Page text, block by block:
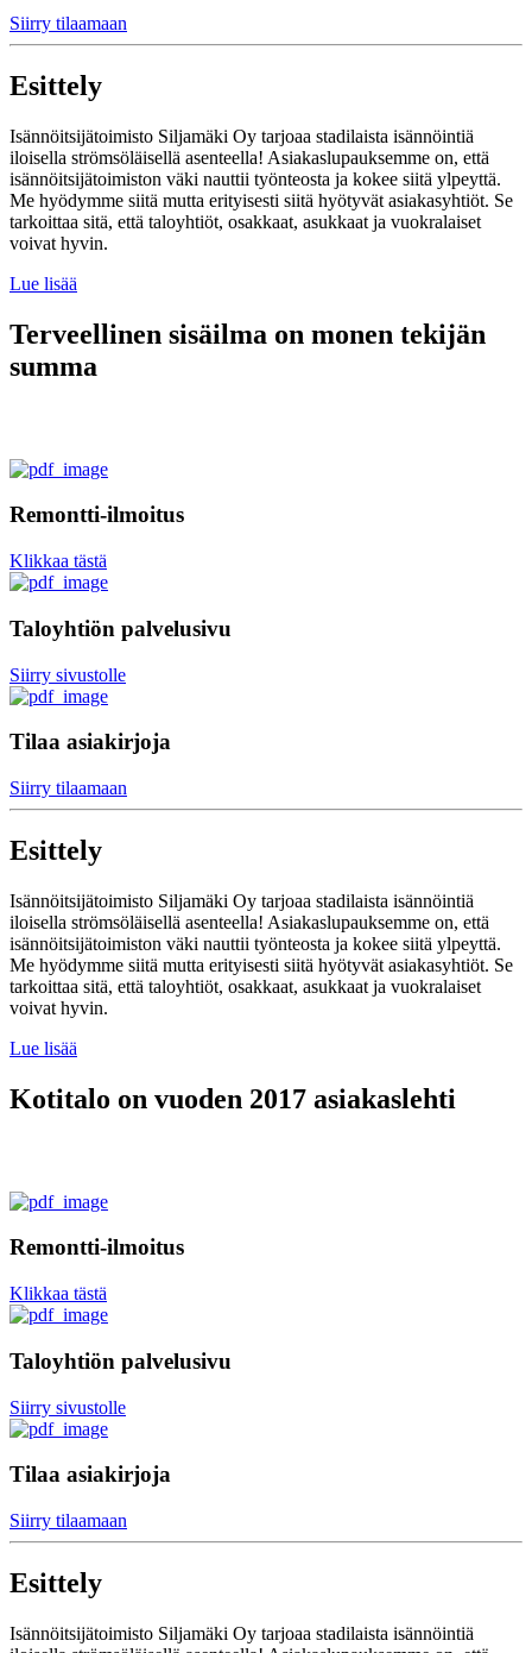
Siirry tilaamaan
Esittely
Isännöitsijätoimisto Siljamäki Oy tarjoaa stadilaista isännöintiä
iloisella strömsöläisellä asenteella! Asiakaslupauksemme on, että
isännöitsijätoimiston väki nauttii työnteosta ja kokee siitä ylpeyttä.
Me hyödymme siitä mutta erityisesti siitä hyötyvät asiakasyhtiöt. Se
tarkoittaa sitä, että taloyhtiöt, osakkaat, asukkaat ja vuokralaiset
voivat hyvin.
Lue lisää
Terveellinen sisäilma on monen tekijän
summa
Remontti-ilmoitus
Klikkaa tästä
Taloyhtiön palvelusivu
Siirry sivustolle
Tilaa asiakirjoja
Siirry tilaamaan
Esittely
Isännöitsijätoimisto Siljamäki Oy tarjoaa stadilaista isännöintiä
iloisella strömsöläisellä asenteella! Asiakaslupauksemme on, että
isännöitsijätoimiston väki nauttii työnteosta ja kokee siitä ylpeyttä.
Me hyödymme siitä mutta erityisesti siitä hyötyvät asiakasyhtiöt. Se
tarkoittaa sitä, että taloyhtiöt, osakkaat, asukkaat ja vuokralaiset
voivat hyvin.
Lue lisää
Kotitalo on vuoden 2017 asiakaslehti
Remontti-ilmoitus
Klikkaa tästä
Taloyhtiön palvelusivu
Siirry sivustolle
Tilaa asiakirjoja
Siirry tilaamaan
Esittely
Isännöitsijätoimisto Siljamäki Oy tarjoaa stadilaista isännöintiä